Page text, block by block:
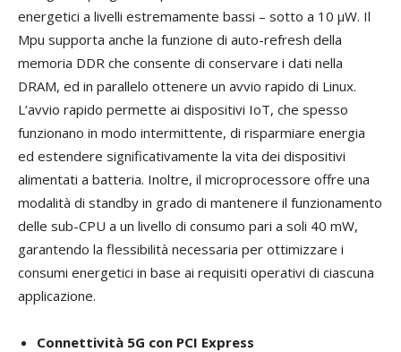
energetici a livelli estremamente bassi – sotto a 10 µW. Il
Mpu supporta anche la funzione di auto-refresh della
memoria DDR che consente di conservare i dati nella
DRAM, ed in parallelo ottenere un avvio rapido di Linux.
L’avvio rapido permette ai dispositivi IoT, che spesso
funzionano in modo intermittente, di risparmiare energia
ed estendere significativamente la vita dei dispositivi
alimentati a batteria. Inoltre, il microprocessore offre una
modalità di standby in grado di mantenere il funzionamento
delle sub-CPU a un livello di consumo pari a soli 40 mW,
garantendo la flessibilità necessaria per ottimizzare i
consumi energetici in base ai requisiti operativi di ciascuna
applicazione.
Connettività 5G con PCI Express